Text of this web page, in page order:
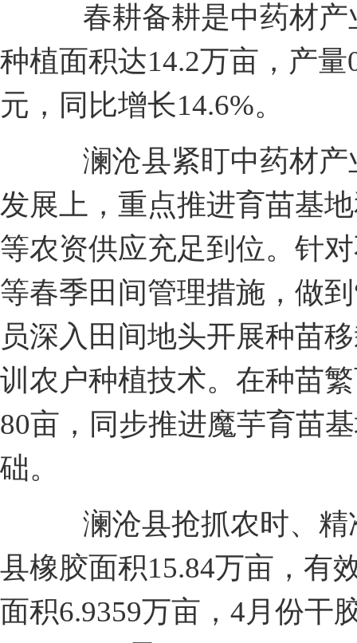
春耕备耕是中药材产
种植面积达14.2万亩，产
元，同比增长14.6%。
澜沧县紧盯中药材产
发展上，重点推进育苗基
等农资供应充足到位。针
等春季田间管理措施，做
员深入田间地头开展种苗
训农户种植技术。在种苗
80亩，同步推进魔芋育苗
础。
澜沧县抢抓农时、精
县橡胶面积15.84万亩，有
面积6.9359万亩，4月份干